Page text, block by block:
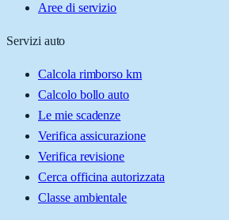
Aree di servizio
Servizi auto
Calcola rimborso km
Calcolo bollo auto
Le mie scadenze
Verifica assicurazione
Verifica revisione
Cerca officina autorizzata
Classe ambientale